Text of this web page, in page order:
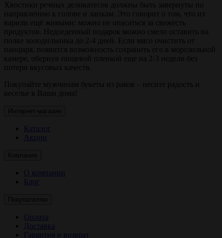
Хвостики речных деликатесов должны быть завернуты по
направлению к голове и лапкам. Это говорит о том, что их
варили ещё живыми: можно не опасаться за свежесть
продуктов. Недоеденный подарок можно смело оставить на
полке холодильника до 2-4 дней. Если мясо очистить от
панциря, появится возможность сохранить его в морозильной
камере, обернув пищевой пленкой еще на 2-3 недели без
потери вкусовых качеств.
Покупайте мужчинам букеты из раков – несите радость и
веселье в Ваши дома!
Интернет-магазин
Каталог
Акции
Компания
О компании
Блог
Покупателям
Оплата
Доставка
Гарантия и возврат